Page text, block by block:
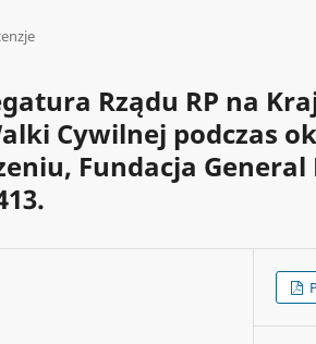
Rządu RP na
Cywilnej podczas
Fundacja General